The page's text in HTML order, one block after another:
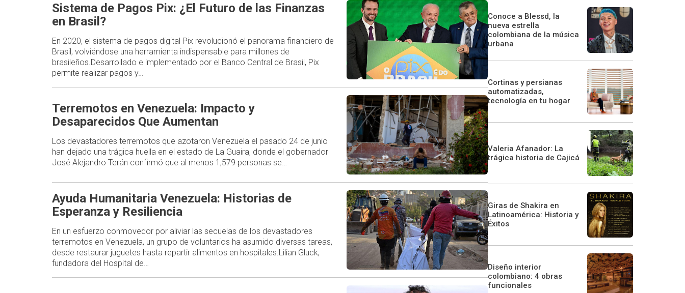
Sistema de Pagos Pix: ¿El Futuro de las Finanzas
en Brasil?
En 2020, el sistema de pagos digital Pix revolucionó el panorama financiero de
Brasil, volviéndose una herramienta indispensable para millones de
brasileños.Desarrollado e implementado por el Banco Central de Brasil, Pix
permite realizar pagos y…
Terremotos en Venezuela: Impacto y
Desaparecidos Que Aumentan
Los devastadores terremotos que azotaron Venezuela el pasado 24 de junio
han dejado una trágica huella en el estado de La Guaira, donde el gobernador
José Alejandro Terán confirmó que al menos 1,579 personas se…
Ayuda Humanitaria Venezuela: Historias de
Esperanza y Resiliencia
En un esfuerzo conmovedor por aliviar las secuelas de los devastadores
terremotos en Venezuela, un grupo de voluntarios ha asumido diversas tareas,
desde restaurar juguetes hasta repartir alimentos en hospitales.Lilian Gluck,
fundadora del Hospital de…
Conoce a Blessd, la
nueva estrella
colombiana de la música
urbana
Cortinas y persianas
automatizadas,
tecnología en tu hogar
Valeria Afanador: La
trágica historia de Cajicá
Giras de Shakira en
Latinoamérica: Historia y
Éxitos
Diseño interior
colombiano: 4 obras
funcionales